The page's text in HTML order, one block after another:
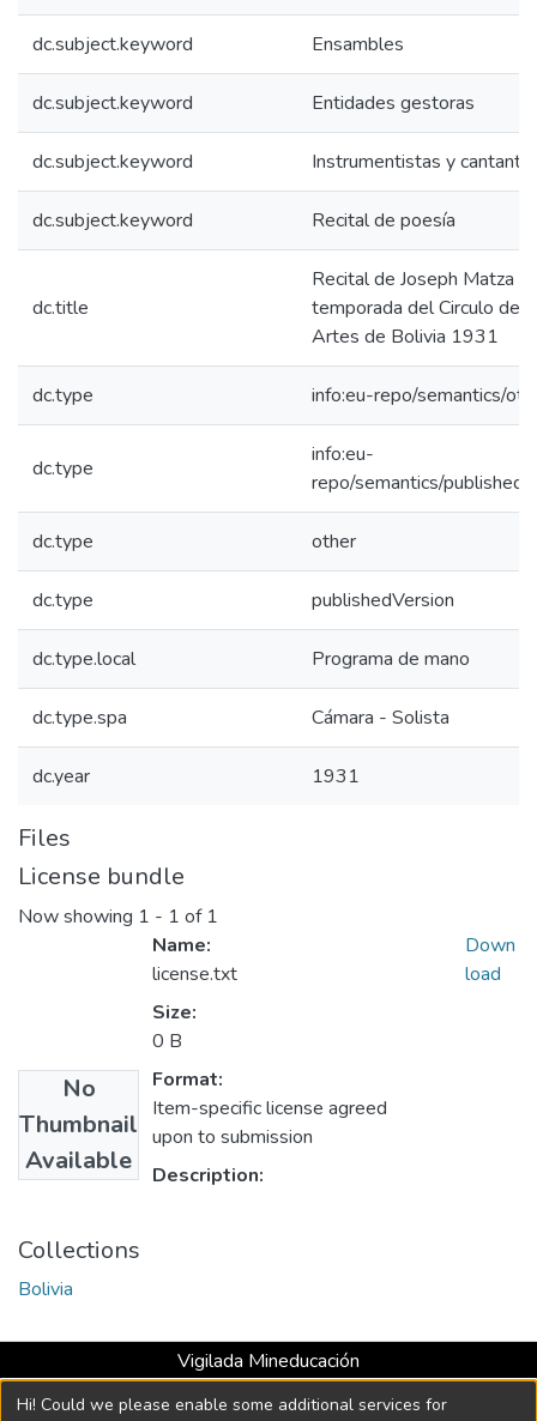
dc.subject.keyword Ensambles
dc.subject.keyword Entidades gestoras
dc.subject.keyword Instrumentistas y
dc.subject.keyword Recital de poesía
dc.title
Recital de Joseph Matza
temporada del Circulo de
Artes de Bolivia 1931
dc.type info:eu-repo/semantics/
dc.type
info:eu-
repo/semantics/
dc.type other
dc.type publishedVersion
dc.type.local Programa de mano
dc.type.spa Cámara - Solista
dc.year 1931
Files
License bundle
Now showing 1 - 1 of 1
No
Thumbnail
Available
Name:
license.txt
Size:
0 B
Format:
Item-specific license agreed
upon to submission
Description:
Down
load
Collections
Bolivia
Vigilada Mineducación
Universidad con Acreditación Institucional hasta 2026 -
Hi! Could we please enable some additional services for